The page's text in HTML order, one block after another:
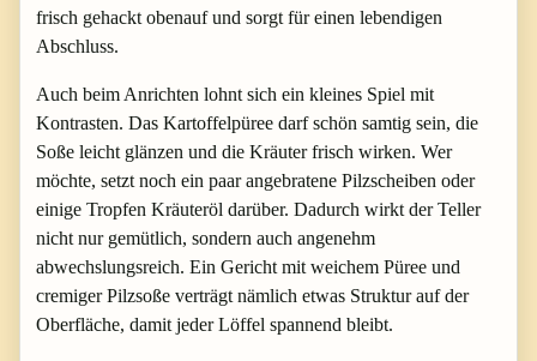
frisch gehackt obenauf und sorgt für einen lebendigen
Abschluss.
Auch beim Anrichten lohnt sich ein kleines Spiel mit
Kontrasten. Das Kartoffelpüree darf schön samtig sein, die
Soße leicht glänzen und die Kräuter frisch wirken. Wer
möchte, setzt noch ein paar angebratene Pilzscheiben oder
einige Tropfen Kräuteröl darüber. Dadurch wirkt der Teller
nicht nur gemütlich, sondern auch angenehm
abwechslungsreich. Ein Gericht mit weichem Püree und
cremiger Pilzsoße verträgt nämlich etwas Struktur auf der
Oberfläche, damit jeder Löffel spannend bleibt.